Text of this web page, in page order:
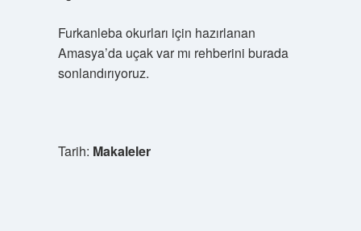
Furkanleba okurları için hazırlanan
Amasya’da uçak var mı rehberini burada
sonlandırıyoruz.
Tarih: Makaleler